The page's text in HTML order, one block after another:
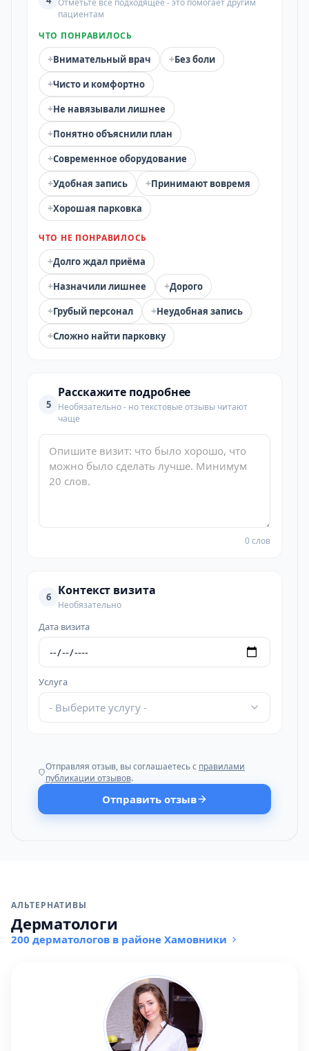
Отметьте всё подходящее - это помогает другим
пациентам
ЧТО ПОНРАВИЛОСЬ
+Внимательный врач +Без боли
+Чисто и комфортно
+Не навязывали лишнее
+Понятно объяснили план
+Современное оборудование
+Удобная запись +Принимают вовремя
+Хорошая парковка
ЧТО НЕ ПОНРАВИЛОСЬ
+Долго ждал приёма
+Назначили лишнее +Дорого
+Грубый персонал +Неудобная запись
+Сложно найти парковку
5
Расскажите подробнее
Необязательно - но текстовые отзывы читают
чаще
0 слов
6 Контекст визита
Необязательно
Дата визита
Услуга
- Выберите услугу -
Отправляя отзыв, вы соглашаетесь с правилами
публикации отзывов.
Отправить отзыв
АЛЬТЕРНАТИВЫ
Дерматологи
200 дерматологов в районе Хамовники